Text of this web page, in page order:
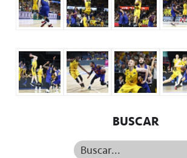
BUSCAR
Buscar...